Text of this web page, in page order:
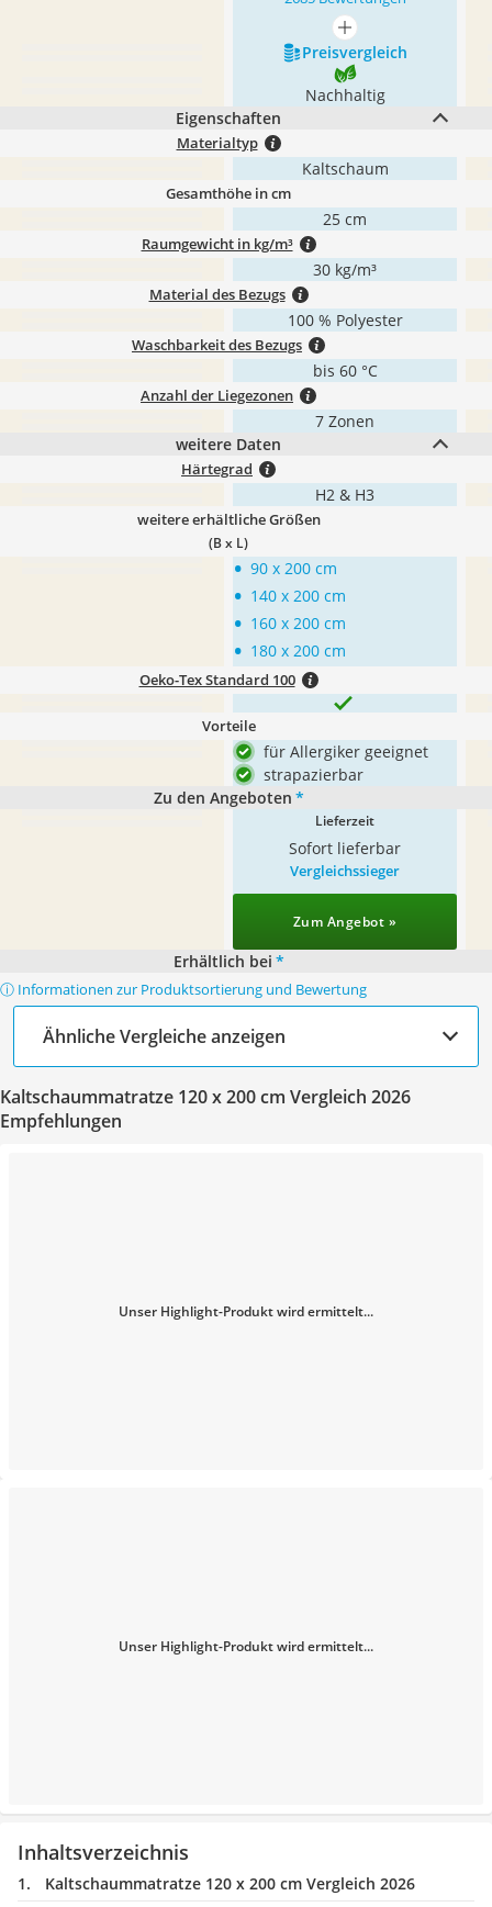
mehr anzeigen
Preis­vergleich
Nachhaltig
Eigenschaften
Materialtyp
Kaltschaum
Gesamthöhe in cm
25 cm
Raumgewicht in kg/m³
30 kg/m³
Material des Bezugs
100 % Polyester
Waschbarkeit des Bezugs
bis 60 °C
Anzahl der Liegezonen
7 Zonen
weitere Daten
Härtegrad
H2 & H3
weitere erhältliche Größen
(B x L)
• 90 x 200 cm
• 140 x 200 cm
• 160 x 200 cm
• 180 x 200 cm
Oeko-Tex Standard 100
Vorteile
für Allergiker geeignet
strapazierbar
Zu den Angeboten *
Lieferzeit
Sofort lieferbar
Vergleichssieger
Zum Angebot »
Erhältlich bei *
ⓘ Informationen zur Produktsortierung und Bewertung
Ähnliche Vergleiche anzeigen
Kaltschaummatratze 120 x 200 cm Vergleich 2026
Empfehlungen
Unser Highlight-Produkt wird ermittelt...
Unser Highlight-Produkt wird ermittelt...
Inhaltsverzeichnis
Kaltschaummatratze 120 x 200 cm Vergleich 2026